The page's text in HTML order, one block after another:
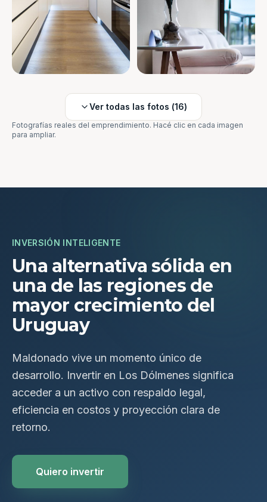
Ver todas las fotos (16)
Fotografías reales del emprendimiento. Hacé clic en cada imagen
para ampliar.
INVERSIÓN INTELIGENTE
Una alternativa sólida en
una de las regiones de
mayor crecimiento del
Uruguay
Maldonado vive un momento único de
desarrollo. Invertir en Los Dólmenes significa
acceder a un activo con respaldo legal,
eficiencia en costos y proyección clara de
retorno.
Quiero invertir